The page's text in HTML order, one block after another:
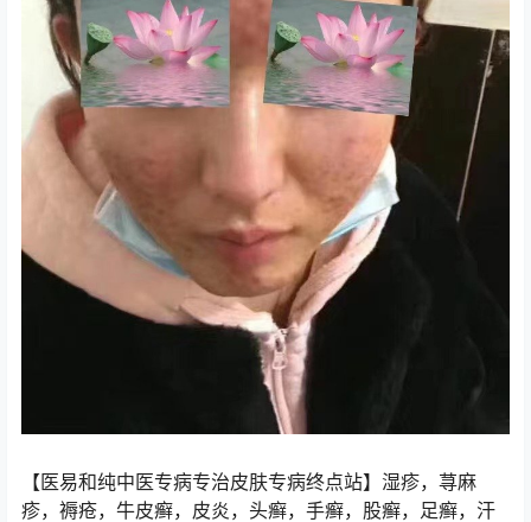
【医易和纯中医专病专治皮肤专病终点站】湿疹，荨麻
疹，褥疮，牛皮癣，皮炎，头癣，手癣，股癣，足癣，汗